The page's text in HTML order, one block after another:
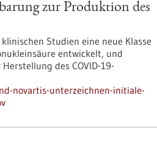
zur Produktion des
Studien eine neue Klasse
entwickelt, und
des COVID-19-
novartis-unterzeichnen-initiale-